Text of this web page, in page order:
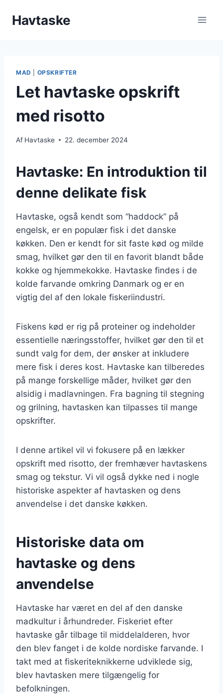
Havtaske
MAD OPSKRIFTER
Let havtaske opskrift
med risotto
Af Havtaske 22. december 2024
Havtaske: En introduktion til
denne delikate fisk
Havtaske, også kendt som “haddock” på
engelsk, er en populær fisk i det danske
køkken. Den er kendt for sit faste kød og milde
smag, hvilket gør den til en favorit blandt både
kokke og hjemmekokke. Havtaske findes i de
kolde farvande omkring Danmark og er en
vigtig del af den lokale fiskeriindustri.
Fiskens kød er rig på proteiner og indeholder
essentielle næringsstoffer, hvilket gør den til et
sundt valg for dem, der ønsker at inkludere
mere fisk i deres kost. Havtaske kan tilberedes
på mange forskellige måder, hvilket gør den
alsidig i madlavningen. Fra bagning til stegning
og grilning, havtasken kan tilpasses til mange
opskrifter.
I denne artikel vil vi fokusere på en lækker
opskrift med risotto, der fremhæver havtaskens
smag og tekstur. Vi vil også dykke ned i nogle
historiske aspekter af havtasken og dens
anvendelse i det danske køkken.
Historiske data om
havtaske og dens
anvendelse
Havtaske har været en del af den danske
madkultur i århundreder. Fiskeriet efter
havtaske går tilbage til middelalderen, hvor
den blev fanget i de kolde nordiske farvande. I
takt med at fiskeriteknikkerne udviklede sig,
blev havtasken mere tilgængelig for
befolkningen.